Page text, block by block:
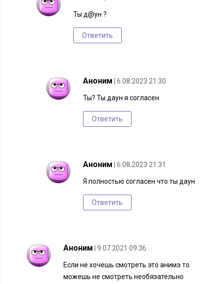
Ты д@ун ?
Ответить
Аноним | 6.08.2023 21:30
Ты? Ты даун я согласен
Ответить
Аноним | 6.08.2023 21:31
Я полностью согласен что ты даун
Ответить
Аноним | 9.07.2021 09:36
Если не хочешь смотреть это анимэ то
можешь не смотреть необязательно